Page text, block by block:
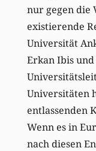
nur gegen die
existierende
Universität
Erkan Ibis
Universitäten
entlassenden
Wenn es in
nach diesen